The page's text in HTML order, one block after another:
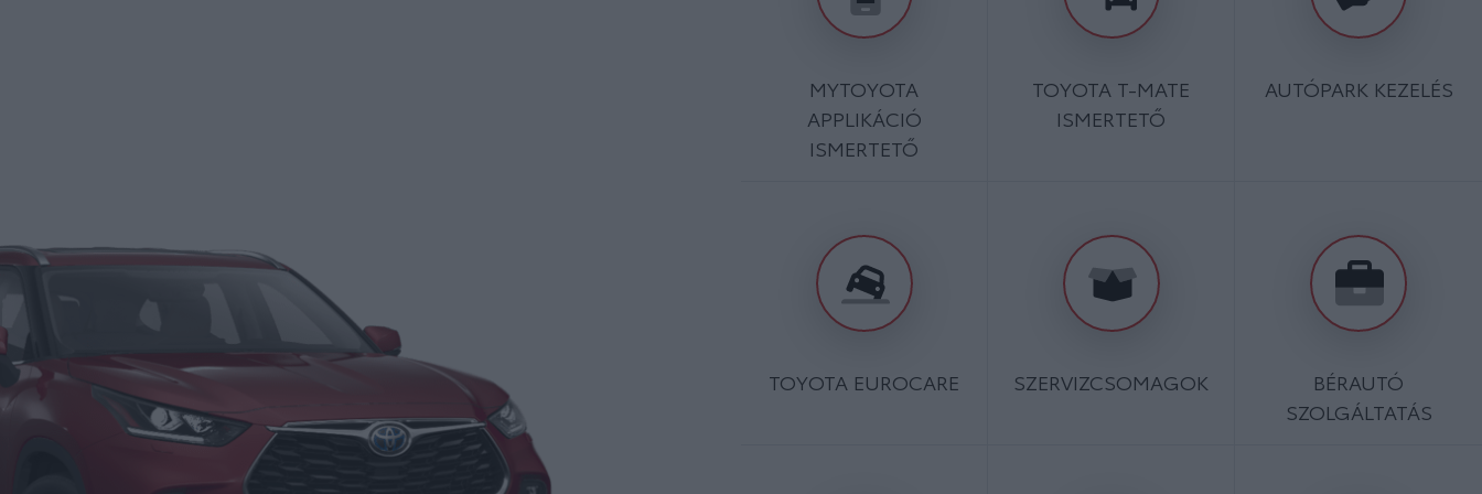
MYTOYOTA
APPLIKÁCIÓ
ISMERTETŐ
TOYOTA T-MATE
ISMERTETŐ
AUTÓPARK KEZELÉS
TOYOTA EUROCARE SZERVIZCSOMAGOK
BÉRAUTÓ
SZOLGÁLTATÁS